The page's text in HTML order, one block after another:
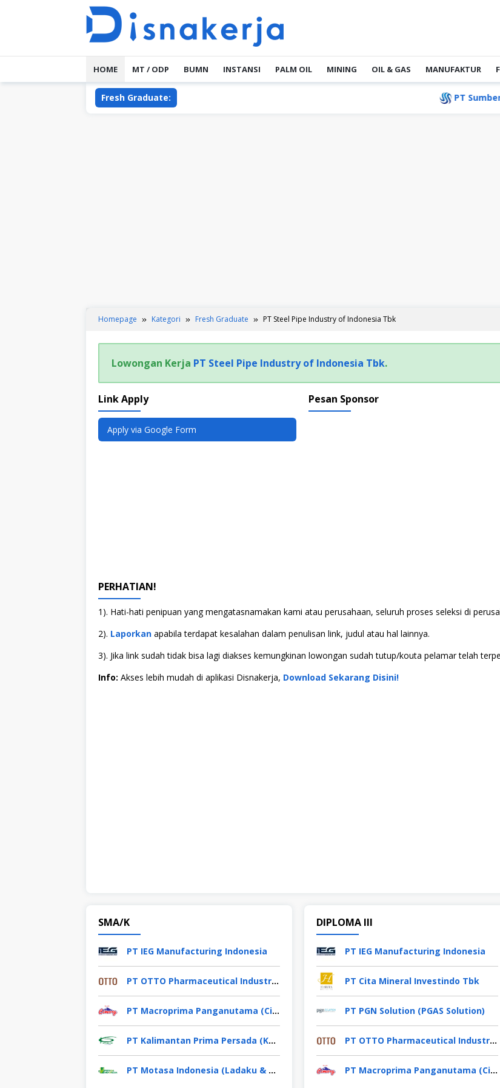
HOME MT / ODP BUMN INSTANSI PALM OIL MINING OIL & GAS MANUFAKTUR
Fresh Graduate: PT Sumber
Homepage Kategori Fresh Graduate PT Steel Pipe Industry of Indonesia Tbk
Lowongan Kerja PT Steel Pipe Industry of Indonesia Tbk.
Link Apply
Apply via Google Form
Pesan Sponsor
PERHATIAN!
1). Hati-hati penipuan yang mengatasnamakan kami atau perusahaan, seluruh proses seleksi di
2). Laporkan apabila terdapat kesalahan dalam penulisan link, judul atau hal lainnya.
3). Jika link sudah tidak bisa lagi diakses kemungkinan lowongan sudah tutup/kouta pelamar telah
Info: Akses lebih mudah di aplikasi Disnakerja, Download Sekarang Disini!
SMA/K
PT IEG Manufacturing Indonesia
PT OTTO Pharmaceutical Industries
PT Macroprima Panganutama (Cimory Group)
PT Kalimantan Prima Persada (KPP Mining)
PT Motasa Indonesia (Ladaku & Desaku)
DIPLOMA III
PT IEG Manufacturing Indonesia
PT Cita Mineral Investindo Tbk
PT PGN Solution (PGAS Solution)
PT OTTO Pharmaceutical Industries
PT Macroprima Panganutama (Cimory Group)